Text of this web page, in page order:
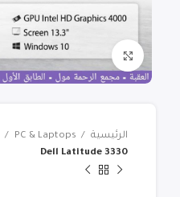
الرئيسية PC & Laptops
Dell Latitude 3330